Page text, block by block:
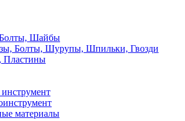
Шайбы
Болты, Шурупы, Шпильки, Гвозди
Пластины
материалы